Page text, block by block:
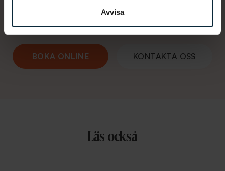
Avvisa
dumma frågor. Vi finns här 365 dagar om det är
BOKA ONLINE KONTAKTA OSS
Läs också